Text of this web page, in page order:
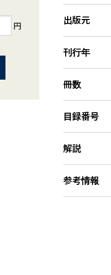
出版元
刊行年
冊数
目録番号
解説
参考情報
円